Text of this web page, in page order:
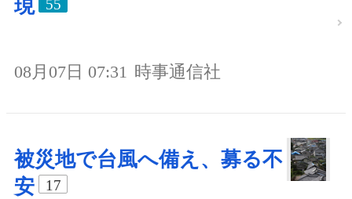
現 55
08月07日 07:31 時事通信社
被災地で台風へ備え、募る不
安
17